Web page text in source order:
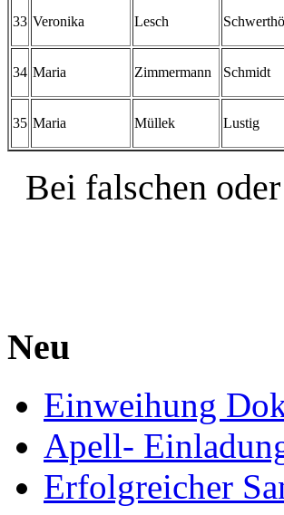
33 Veronika Lesch
34 Maria Zimmermann Schmidt
35 Maria Müllek Lustig
Bei falschen
Neu
Einweihung
Apell-
Erfolgreicher